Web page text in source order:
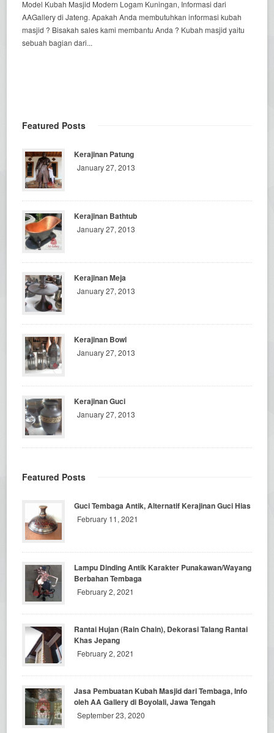
Model Kubah Masjid Modern Logam Kuningan, Informasi dari
AAGallery di Jateng. Apakah Anda membutuhkan informasi kubah
masjid ? Bisakah sales kami membantu Anda ? Kubah masjid yaitu
sebuah bagian dari...
Featured Posts
Kerajinan Patung
January 27, 2013
Kerajinan Bathtub
January 27, 2013
Kerajinan Meja
January 27, 2013
Kerajinan Bowl
January 27, 2013
Kerajinan Guci
January 27, 2013
Featured Posts
Guci Tembaga Antik, Alternatif Kerajinan Guci Hias
February 11, 2021
Lampu Dinding Antik Karakter Punakawan/Wayang
Berbahan Tembaga
February 2, 2021
Rantai Hujan (Rain Chain), Dekorasi Talang Rantai
Khas Jepang
February 2, 2021
Jasa Pembuatan Kubah Masjid dari Tembaga, Info
oleh AA Gallery di Boyolali, Jawa Tengah
September 23, 2020